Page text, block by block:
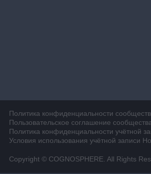
Политика конфиденциальности
Пользовательское соглашение
Политика конфиденциальности учётной
Условия использования учётной записи
Copyright © COGNOSPHERE. All Rights